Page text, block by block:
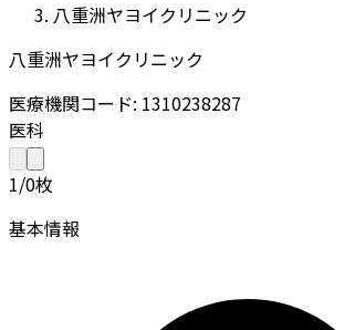
八重洲ヤヨイクリニック
八重洲ヤヨイクリニック
医療機関コード: 1310238287
医科
1/0枚
基本情報